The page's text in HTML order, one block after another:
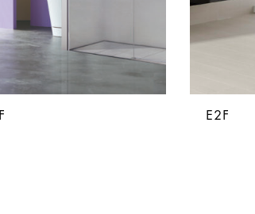
E2F